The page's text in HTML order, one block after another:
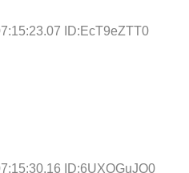
ID:EcT9eZTT0
ID:6UXOGuJO0